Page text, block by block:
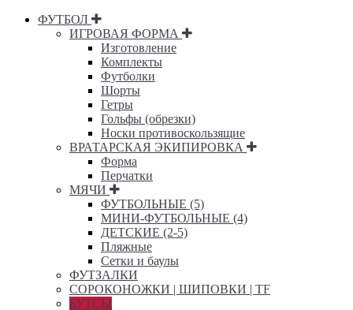
ФУТБОЛ
ИГРОВАЯ ФОРМА
Изготовление
Комплекты
Футболки
Шорты
Гетры
Гольфы (обрезки)
Носки противоскользящие
ВРАТАРСКАЯ ЭКИПИРОВКА
Форма
Перчатки
МЯЧИ
ФУТБОЛЬНЫЕ (5)
МИНИ-ФУТБОЛЬНЫЕ (4)
ДЕТСКИЕ (2-5)
Пляжные
Сетки и баулы
ФУТЗАЛКИ
СОРОКОНОЖКИ | ШИПОВКИ | TF
БУТСЫ